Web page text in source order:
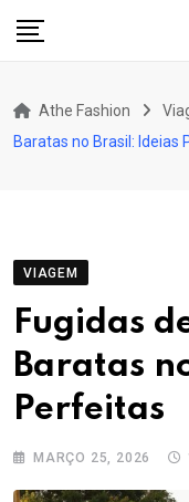
Athe Fashion
Baratas no Brasil: Ideias
VIAGEM
Fugidas
Baratas
Perfeitas
MARÇO 25, 2026